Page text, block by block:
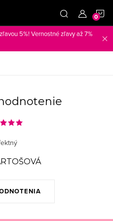
5%! Vernostné zľavy až 7%